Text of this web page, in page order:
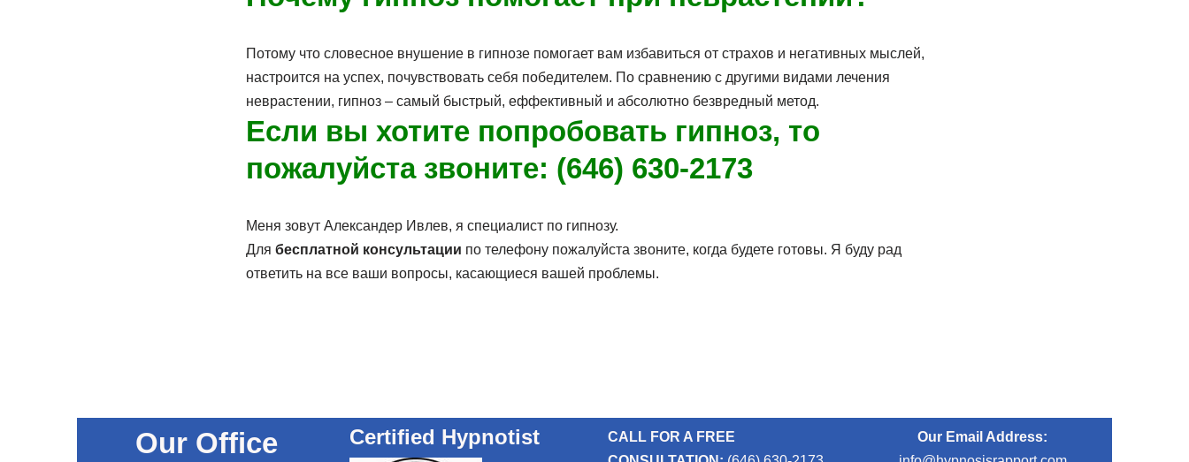
Потому что словесное внушение в гипнозе помогает вам избавиться от страхов и негативных мыслей,
настроится на успех, почувствовать себя победителем. По сравнению с другими видами лечения
неврастении, гипноз – самый быстрый, еффективный и абсолютно безвредный метод.
Если вы хотите попробовать гипноз, то
пожалуйста звоните: (646) 630-2173
Меня зовут Александер Ивлев, я специалист по гипнозу.
Для бесплатной консультации по телефону пожалуйста звоните, когда будете готовы. Я буду рад
ответить на все ваши вопросы, касающиеся вашей проблемы.
Our Office Certified Hypnotist
CALL FOR A FREE
Our Email Address: